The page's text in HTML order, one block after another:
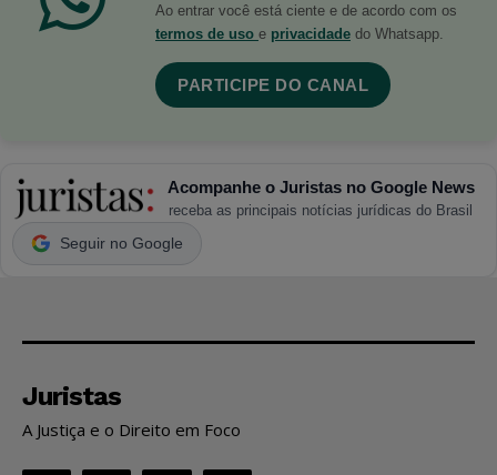
Ao entrar você está ciente e de acordo com os
termos de uso e privacidade do Whatsapp.
PARTICIPE DO CANAL
Acompanhe o Juristas no Google News
receba as principais notícias jurídicas do Brasil
Seguir no Google
Juristas
A Justiça e o Direito em Foco